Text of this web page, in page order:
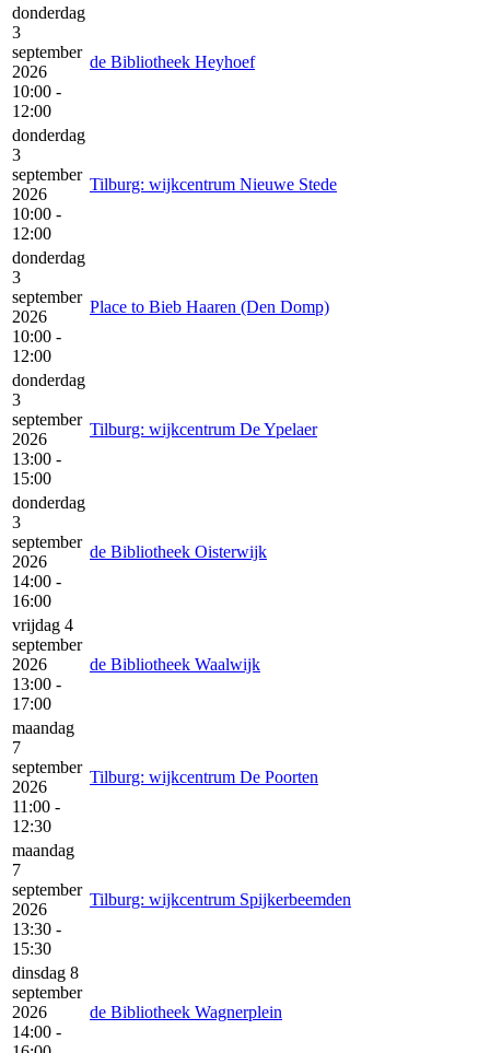
donderdag
3
september
2026
10:00 -
12:00
de Bibliotheek Heyhoef
donderdag
3
september
2026
10:00 -
12:00
Tilburg: wijkcentrum Nieuwe Stede
donderdag
3
september
2026
10:00 -
12:00
Place to Bieb Haaren (Den Domp)
donderdag
3
september
2026
13:00 -
15:00
Tilburg: wijkcentrum De Ypelaer
donderdag
3
september
2026
14:00 -
16:00
de Bibliotheek Oisterwijk
vrijdag 4
september
2026
13:00 -
17:00
de Bibliotheek Waalwijk
maandag
7
september
2026
11:00 -
12:30
Tilburg: wijkcentrum De Poorten
maandag
7
september
2026
13:30 -
15:30
Tilburg: wijkcentrum Spijkerbeemden
dinsdag 8
september
2026
14:00 -
de Bibliotheek Wagnerplein